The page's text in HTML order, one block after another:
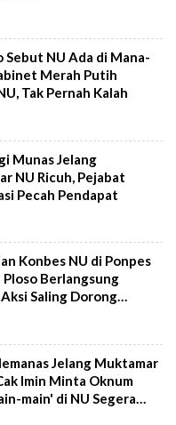
Sebut NU Ada di Mana-
Merah Putih
Tak Pernah Kalah
Munas Jelang
NU Ricuh, Pejabat
Pecah Pendapat
Konbes NU di Ponpes
Berlangsung
Saling Dorong
Jelang Muktamar
Imin Minta Oknum
main' di NU Segera